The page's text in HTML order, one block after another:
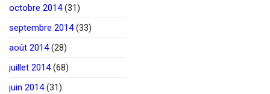
octobre 2014(31)
septembre 2014(33)
août 2014(28)
juillet 2014(68)
juin 2014(31)